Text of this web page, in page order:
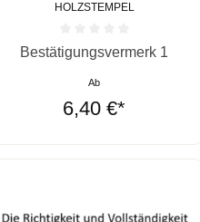
HOLZSTEMPEL
Durchschnittliche Bewertung
Bestätigungsvermerk 1
Ab
6,40 €*